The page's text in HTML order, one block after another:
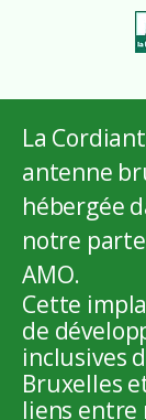
La
antenne
hébergée
notre
AMO.
Cette
de
inclusives
Bruxelles
liens entre